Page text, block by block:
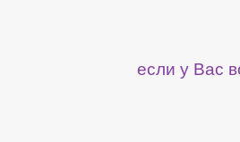
если у Вас